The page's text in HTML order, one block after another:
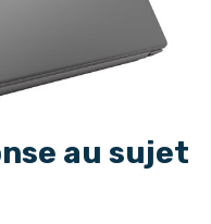
au sujet